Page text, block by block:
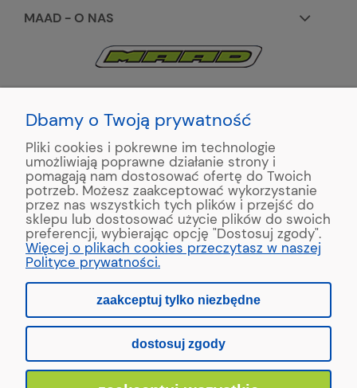
MAAD - O NAS
+48 663195531
ul. Reymonta 2
89-500 Tuchola
Copyright © 2022 MAAD Zaginarki - Producent Maszyn
Blacharskich. Produkcja:MinisterstwoReklamy.pl
pokaż pełną wersję strony
Sklep internetowy Shoper.pl
Dbamy o Twoją prywatność
Pliki cookies i pokrewne im technologie
umożliwiają poprawne działanie strony i
pomagają nam dostosować ofertę do Twoich
potrzeb. Możesz zaakceptować wykorzystanie
przez nas wszystkich tych plików i przejść do
sklepu lub dostosować użycie plików do swoich
preferencji, wybierając opcję "Dostosuj zgody".
Więcej o plikach cookies przeczytasz w naszej
Polityce prywatności.
zaakceptuj tylko niezbędne
dostosuj zgody